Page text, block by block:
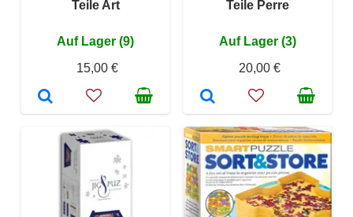
Teile Art
Auf Lager (9)
15,00 €
Teile Perre
Auf Lager (3)
20,00 €